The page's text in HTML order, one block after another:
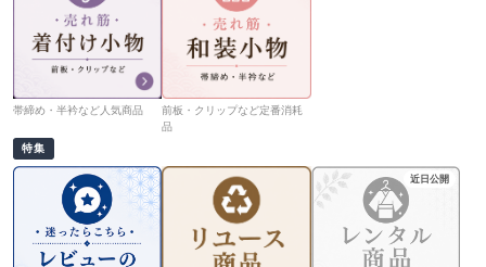
帯締め・半衿など人気商品
前板・クリップなど定番消耗
品
特集
近日公開